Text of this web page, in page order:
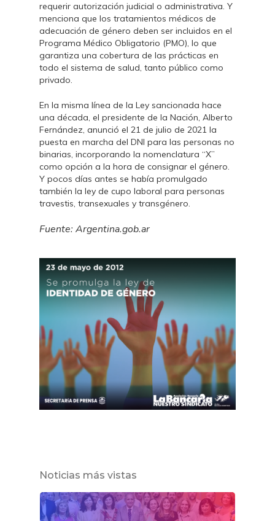
requerir autorización judicial o administrativa. Y
menciona que los tratamientos médicos de
adecuación de género deben ser incluidos en el
Programa Médico Obligatorio (PMO), lo que
garantiza una cobertura de las prácticas en
todo el sistema de salud, tanto público como
privado.
En la misma línea de la Ley sancionada hace
una década, el presidente de la Nación, Alberto
Fernández, anunció el 21 de julio de 2021 la
puesta en marcha del DNI para las personas no
binarias, incorporando la nomenclatura “X”
como opción a la hora de consignar el género.
Y pocos días antes se había promulgado
también la ley de cupo laboral para personas
travestis, transexuales y transgénero.
Fuente: Argentina.gob.ar
Noticias más vistas